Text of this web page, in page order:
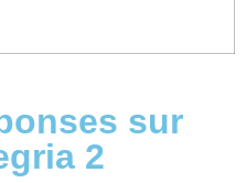
sur
2